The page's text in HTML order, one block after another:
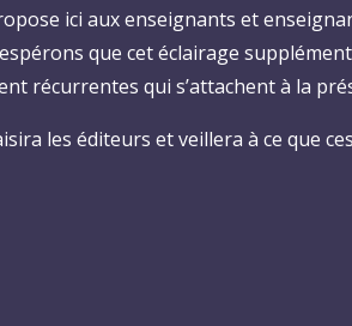
ici aux enseignants et
que cet éclairage
récurrentes qui s’attachent à la
les éditeurs et veillera à ce que